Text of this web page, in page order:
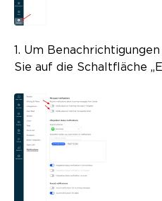
1. Um
Sie auf die Schaltfläche